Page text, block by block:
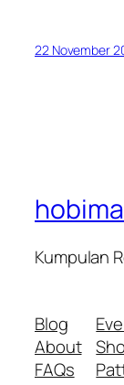
22 November
Kumpulan
Blog
About
FAQs